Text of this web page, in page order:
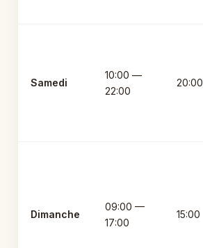
Samedi
10:00 —
22:00
20:00
Dimanche
09:00 —
17:00
15:00